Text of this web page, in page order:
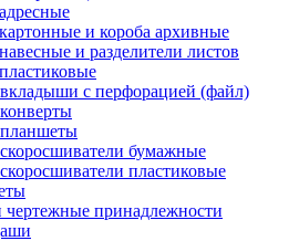
и короба архивные
и разделители листов
с перфорацией (файл)
бумажные
пластиковые
принадлежности